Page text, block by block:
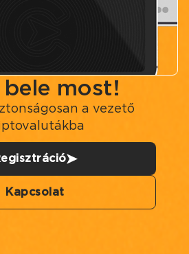
most!
a vezető
Kapcsolat